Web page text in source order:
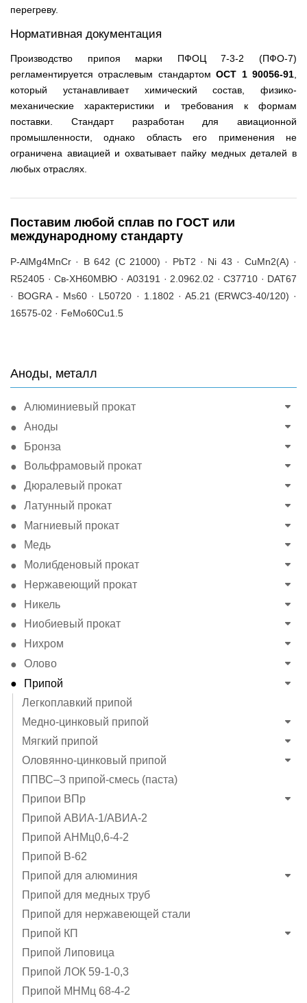
Аноды, металл
Алюминиевый прокат
Аноды
Бронза
Вольфрамовый прокат
Дюралевый прокат
Латунный прокат
Магниевый прокат
Медь
Молибденовый прокат
Нержавеющий прокат
Никель
Ниобиевый прокат
Нихром
Олово
Припой
Легкоплавкий припой
Медно-цинковый припой
Мягкий припой
Оловянно-цинковый припой
ППВС–3 припой-смесь (паста)
Припои ВПр
Припой АВИА-1/АВИА-2
Припой АНМц0,6-4-2
Припой В-62
Припой для алюминия
Припой для медных труб
Припой для нержавеющей стали
Припой КП
Припой Липовица
Припой ЛОК 59-1-0,3
Припой МНМц 68-4-2
перегреву.
Нормативная документация
Производство припоя марки ПФОЦ 7-3-2 (ПФО-7)
регламентируется отраслевым стандартомОСТ 1 90056-91
который устанавливает химический состав, физико-
механические характеристики и требования к формам
поставки. Стандарт разработан для авиационной
промышленности, однако область его применения не
ограничена авиацией и охватывает пайку медных деталей в
любых отраслях.
Поставим любой сплав по ГОСТ или
международному стандарту
P-AlMg4MnCr · B 642 (C 21000) · PbT2 · Ni 43 · CuMn2(A) ·
R52405 · Св-ХН60МВЮ · A03191 · 2.0962.02 · C37710 · DAT67
· BOGRA - Ms60 · L50720 · 1.1802 · A5.21 (ERWC3-40/120) ·
16575-02 · FeMo60Cu1.5